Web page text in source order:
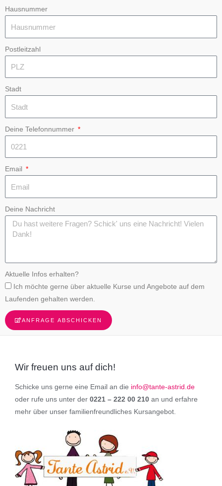
Hausnummer
Postleitzahl
Stadt
Deine Telefonnummer
Email
Deine Nachricht
Aktuelle Infos erhalten?
Ich möchte gerne über aktuelle Kurse und Angebote auf dem
Laufenden gehalten werden.
ANFRAGE ABSCHICKEN
Wir freuen uns auf dich!
Schicke uns gerne eine Email an die info@tante-astrid.de
oder rufe uns unter der 0221 – 222 00 210 an und erfahre
mehr über unser familienfreundliches Kursangebot.